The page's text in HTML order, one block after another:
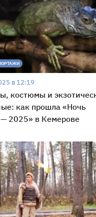
в 12:19
костюмы и
как прошла «Ночь
— 2025» в Кемерове